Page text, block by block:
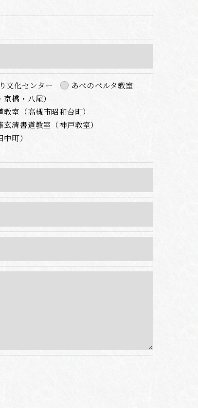
ださい。
文化センター
あべのベルタ教室
橋・八尾）
教室（高槻市昭和台町）
玄清書道教室（神戸教室）
町）